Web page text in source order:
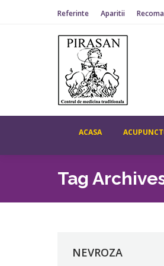
Referinte Aparitii
ACASA
Tag
NEVROZA
ACASA